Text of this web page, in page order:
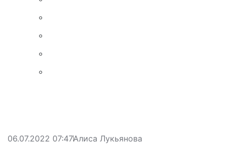
06.07.2022 07:47Алиса Лукьянова